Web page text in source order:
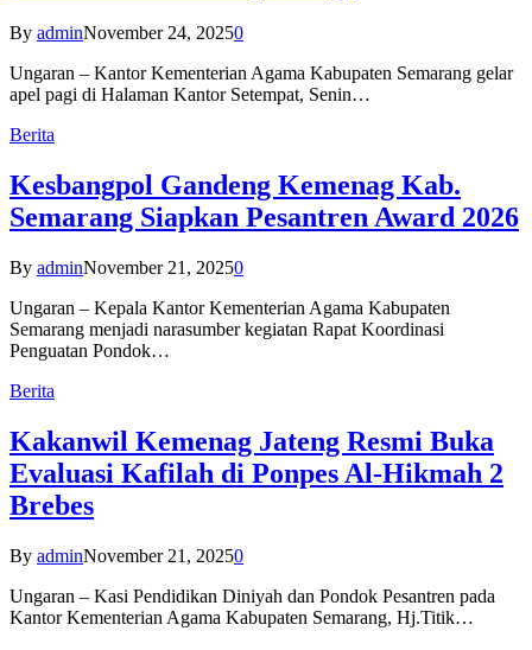
By adminNovember 24, 20250
Ungaran – Kantor Kementerian Agama Kabupaten Semarang gelar
apel pagi di Halaman Kantor Setempat, Senin…
Berita
Kesbangpol Gandeng Kemenag Kab.
Semarang Siapkan Pesantren Award 2026
By adminNovember 21, 20250
Ungaran – Kepala Kantor Kementerian Agama Kabupaten
Semarang menjadi narasumber kegiatan Rapat Koordinasi
Penguatan Pondok…
Berita
Kakanwil Kemenag Jateng Resmi Buka
Evaluasi Kafilah di Ponpes Al-Hikmah 2
Brebes
By adminNovember 21, 20250
Ungaran – Kasi Pendidikan Diniyah dan Pondok Pesantren pada
Kantor Kementerian Agama Kabupaten Semarang, Hj.Titik…